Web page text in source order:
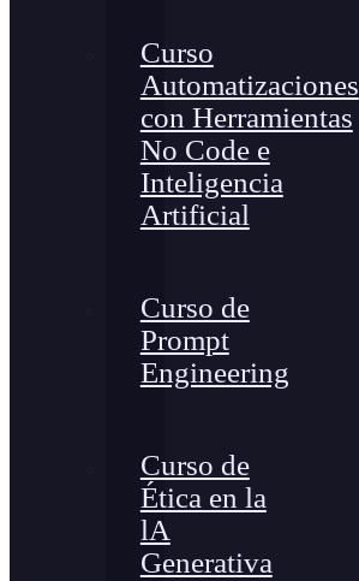
Curso
Automatizaciones
con Herramientas
No Code e
Inteligencia
Artificial
Curso de
Prompt
Engineering
Curso de
Ética en la
lA
Generativa